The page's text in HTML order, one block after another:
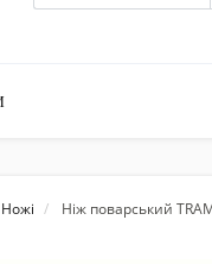
Ножі Ніж поварський